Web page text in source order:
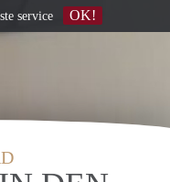
service OK!